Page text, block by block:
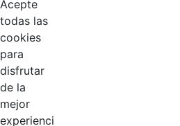
Acepte
todas las
cookies
para
disfrutar
de la
mejor
experienci